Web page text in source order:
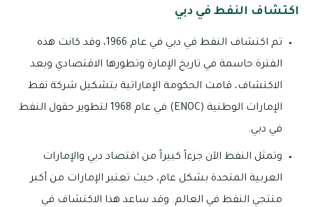
اكتشاف النفط في دبي
تم اكتشاف النفط في دبي في عام 1966، وقد كانت هذه
الفترة حاسمة في تاريخ الإمارة وتطورها الاقتصادي وبعد
الاكتشاف، قامت الحكومة الإماراتية بتشكيل شركة نفط
الإمارات الوطنية (ENOC) في عام 1968 لتطوير حقول النفط
في دبي.
وتمثل النفط الآن جزءاً كبيراً من اقتصاد دبي والإمارات
العربية المتحدة بشكل عام، حيث تعتبر الإمارات من أكبر
منتجي النفط في العالم. وقد ساعد هذا الاكتشاف في